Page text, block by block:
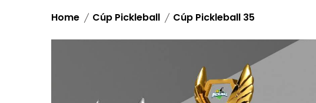
Home Cúp Pickleball Cúp Pickleball 35